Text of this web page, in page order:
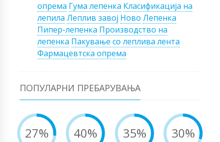
опрема Гума лепенка Класификација на
лепила Леплив завој Ново Лепенка
Пипер-лепенка Производство на
лепенка Пакување со леплива лента
Фармацевтска опрема
ПОПУЛАРНИ ПРЕБАРУВАЊА
27% 40% 35% 30%